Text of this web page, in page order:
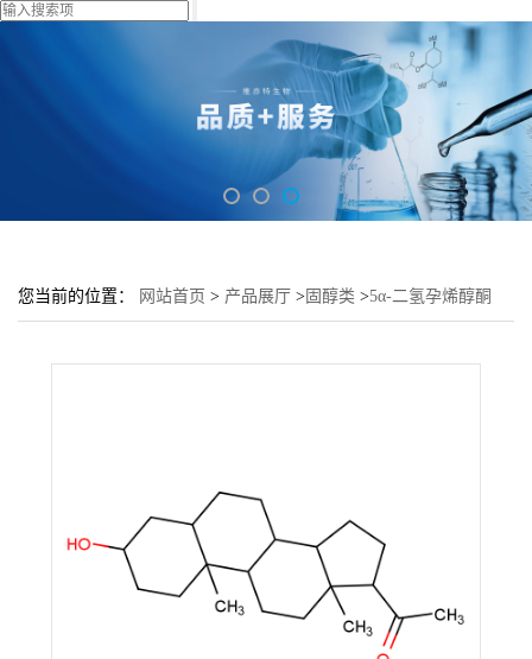
您当前的位置： 网站首页 > 产品展厅 > 固醇类 >5α-二氢孕烯醇酮